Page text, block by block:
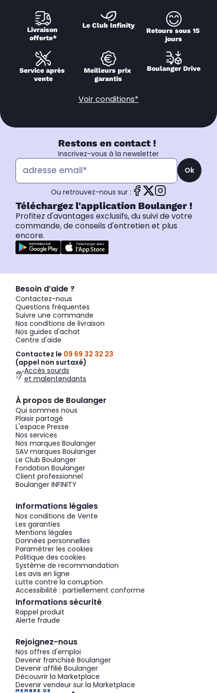
Livraison
offerte*
Le Club Infinity
Retours sous 15
jours
Service après
vente
Meilleurs prix
garantis
Boulanger Drive
Voir conditions*
Restons en contact !
Inscrivez-vous à la newsletter
Ok
Ou retrouvez-nous sur :
Téléchargez l'application Boulanger !
Profitez d'avantages exclusifs, du suivi de votre
commande, de conseils d'entretien et plus
encore.
Besoin d’aide ?
Contactez-nous
Questions fréquentes
Suivre une commande
Nos conditions de livraison
Nos guides d'achat
Centre d'aide
Contactez le 09 69 32 32 23
(appel non surtaxé)
Accès sourds
et malentendants
À propos de Boulanger
Qui sommes nous
Plaisir partagé
L'espace Presse
Nos services
Nos marques Boulanger
SAV marques Boulanger
Le Club Boulanger
Fondation Boulanger
Client professionnel
Boulanger INFINITY
Informations légales
Nos conditions de Vente
Les garanties
Mentions légales
Données personnelles
Paramétrer les cookies
Politique des cookies
Système de recommandation
Les avis en ligne
Lutte contre la corruption
Accessibilité : partiellement conforme
Informations sécurité
Rappel produit
Alerte fraude
Rejoignez-nous
Nos offres d'emploi
Devenir franchisé Boulanger
Devenir affilié Boulanger
Découvrir la Marketplace
Devenir vendeur sur la Marketplace